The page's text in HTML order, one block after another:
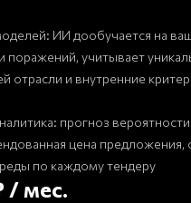
ИИ дообучается на
поражений, учитывает
отрасли и внутренние
прогноз вероятности
цена предложения,
по каждому тендеру
/ мес.